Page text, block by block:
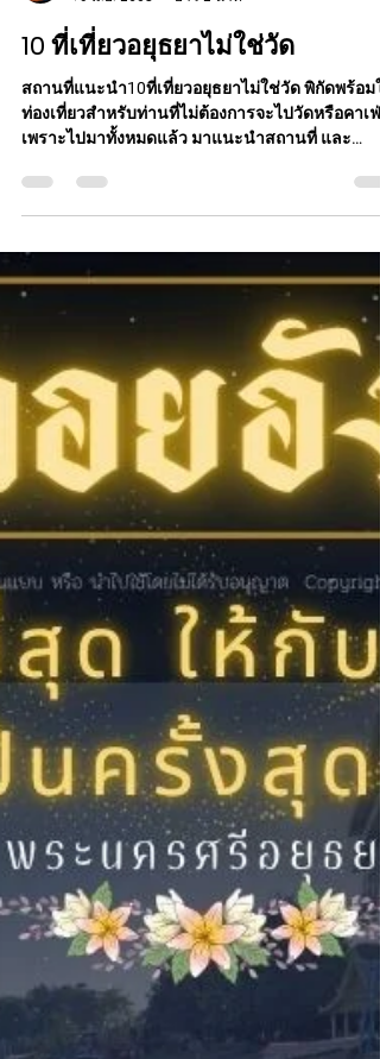
Jing Chongwiwat
10 มิ.ย. 2568
ยาว 2 นาที
10 ที่เที่ยวอยุธยาไม่ใช่วัด
สถานที่แนะนำ10ที่เที่ยวอยุธยาไม่ใช่วัด พิกัดพร้อมใ
กิจกรรมให้ได้ใช้ในการท่องเที่ยวกันนะครับ